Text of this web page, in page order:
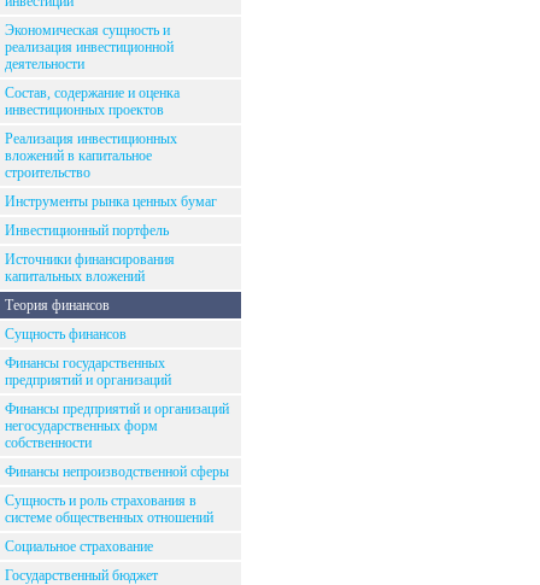
Экономическая сущность и
реализация инвестиционной
деятельности
Состав, содержание и оценка
инвестиционных проектов
Реализация инвестиционных
вложений в капитальное
строительство
Инструменты рынка ценных бумаг
Инвестиционный портфель
Источники финансирования
капитальных вложений
Теория финансов
Сущность финансов
Финансы государственных
предприятий и организаций
Финансы предприятий и организаций
негосударственных форм
собственности
Финансы непроизводственной сферы
Сущность и роль страхования в
системе общественных отношений
Социальное страхование
Государственный бюджет